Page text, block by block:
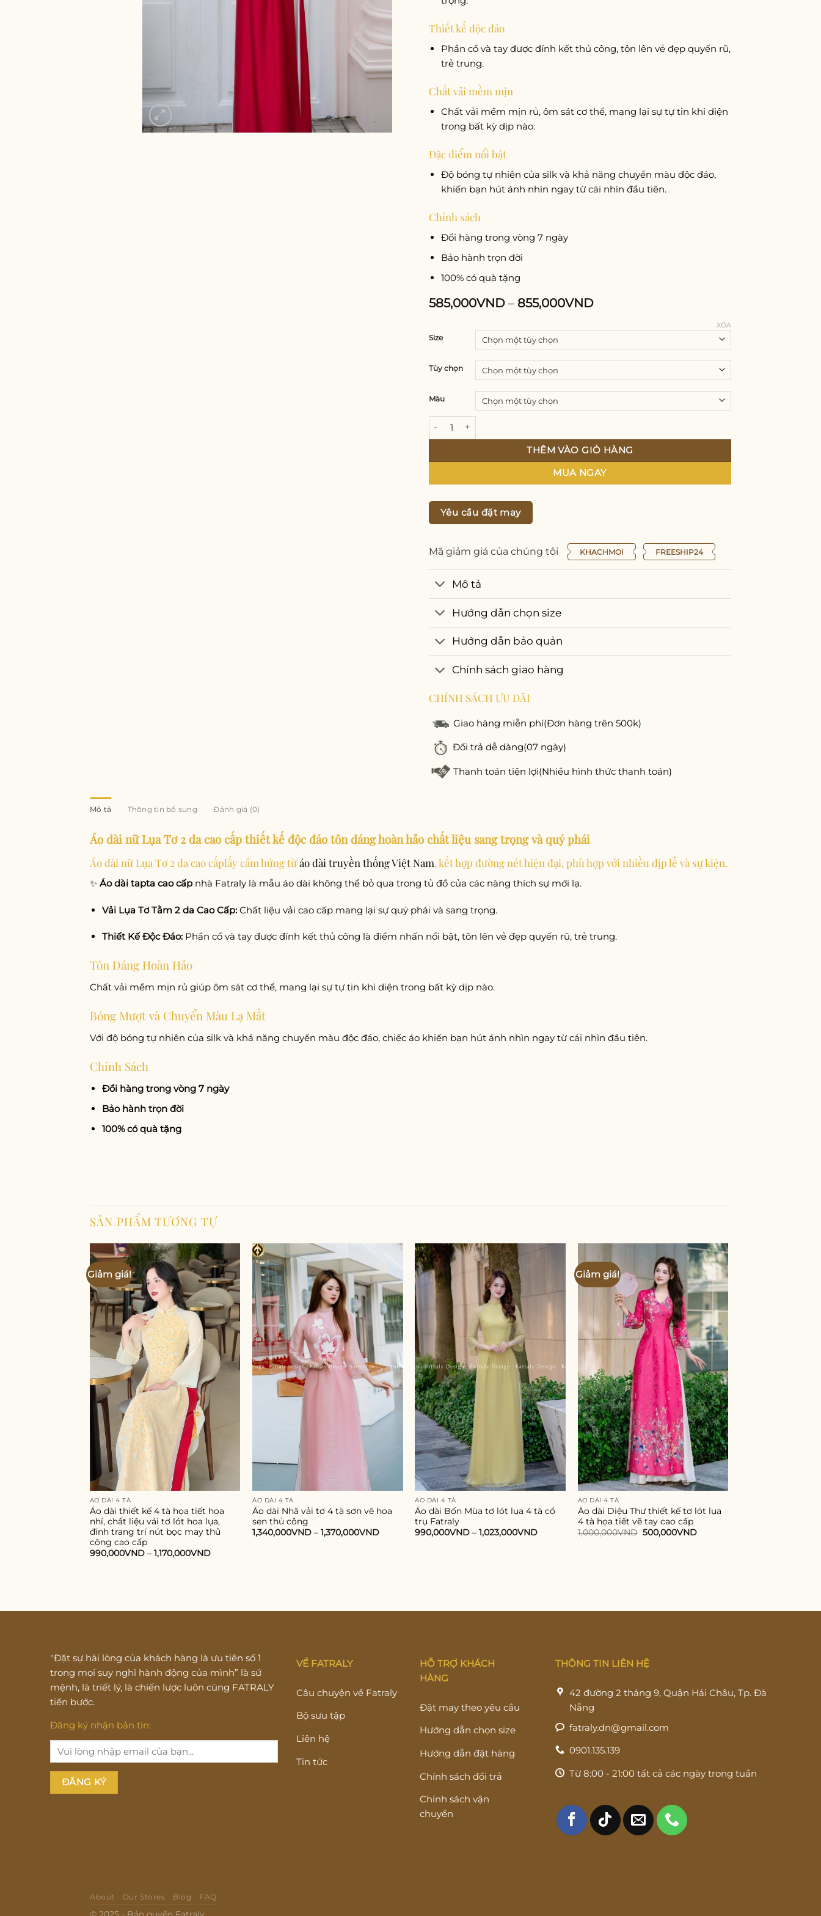
Thiết kế độc đáo
Phần cổ và tay được đính kết thủ công, tôn lên vẻ đẹp quyến rũ,
trẻ trung.
Chất vải mềm mịn
Chất vải mềm mịn rủ, ôm sát cơ thể, mang lại sự tự tin khi diện
trong bất kỳ dịp nào.
Đặc điểm nổi bật
Độ bóng tự nhiên của silk và khả năng chuyển màu độc đáo,
khiến bạn hút ánh nhìn ngay từ cái nhìn đầu tiên.
Chính sách
Đổi hàng trong vòng 7 ngày
Bảo hành trọn đời
100% có quà tặng
585,000VND – 855,000VND
Size
Tùy chọn
Màu
XÓA
THÊM VÀO GIỎ HÀNG
MUA NGAY
Yêu cầu đặt may
Mã giảm giá của chúng tôi KHACHMOI FREESHIP24
Mô tả
Hướng dẫn chọn size
Hướng dẫn bảo quản
Chính sách giao hàng
CHÍNH SÁCH ƯU ĐÃI
Giao hàng miễn phí(Đơn hàng trên 500k)
Đổi trả dễ dàng(07 ngày)
Thanh toán tiện lợi(Nhiều hình thức thanh toán)
Mô tả Thông tin bổ sung Đánh giá (0)
Áo dài nữ Lụa Tơ 2 da cao cấp thiết kế độc đáo tôn dáng hoàn hảo chất liệu sang trọng và quý phái
Áo dài nữ Lụa Tơ 2 da cao cấplấy cảm hứng từáo dài truyền thống Việt Nam, kết hợp đường nét hiện đại, phù hợp với nhiều dịp lễ và sự kiện.
✨ Áo dài tapta cao cấp nhà Fatraly là mẫu áo dài không thể bỏ qua trong tủ đồ của các nàng thích sự mới lạ.
Vải Lụa Tơ Tằm 2 da Cao Cấp:Chất liệu vải cao cấp mang lại sự quý phái và sang trọng.
Thiết Kế Độc Đáo:Phần cổ và tay được đính kết thủ công là điểm nhấn nổi bật, tôn lên vẻ đẹp quyến rũ, trẻ trung.
Tôn Dáng Hoàn Hảo
Chất vải mềm mịn rủ giúp ôm sát cơ thể, mang lại sự tự tin khi diện trong bất kỳ dịp nào.
Bóng Mượt và Chuyển Màu Lạ Mắt
Với độ bóng tự nhiên của silk và khả năng chuyển màu độc đáo, chiếc áo khiến bạn hút ánh nhìn ngay từ cái nhìn đầu tiên.
Chính Sách
Đổi hàng trong vòng 7 ngày
Bảo hành trọn đời
100% có quà tặng
SẢN PHẨM TƯƠNG TỰ
Giảm giá!
Add to
wishlist
ÁO DÀI 4 TÀ
Áo dài thiết kế 4 tà họa tiết hoa
nhí, chất liệu vải tơ lót hoa lụa,
đính trang trí nút bọc may thủ
công cao cấp
990,000VND– 1,170,000VND
Add to
wishlist
ÁO DÀI 4 TÀ
Áo dài Nhã vải tơ 4 tà sơn vẽ hoa
sen thủ công
1,340,000VND –1,370,000VND
ÁO DÀI 4 TÀ
Áo dài Bốn Mùa tơ lót lụa 4 tà cổ
trụ Fatraly
990,000VND –1,023,000VND
Giảm giá!
Add to
wishlist
ÁO DÀI 4 TÀ
Áo dài Diệu Thư thiết kế tơ lót lụa
4 tà họa tiết vẽ tay cao cấp
1,000,000VND Giá
500,000VNDGiá
"Đặt sự hài lòng của khách hàng là ưu tiên số 1
trong mọi suy nghĩ hành động của mình” là sứ
mệnh, là triết lý, là chiến lược luôn cùng FATRALY
tiến bước.
Đăng ký nhận bản tin:
VỀ FATRALY
Câu chuyện về Fatraly
Bộ sưu tập
Liên hệ
Tin tức
HỖ TRỢ KHÁCH
HÀNG
Đặt may theo yêu cầu
Hướng dẫn chọn size
Hướng dẫn đặt hàng
Chính sách đổi trả
Chính sách vận
chuyển
THÔNG TIN LIÊN HỆ
42 đường 2 tháng 9, Quận Hải Châu, Tp. Đà
Nẵng
fatraly.dn@gmail.com
0901.135.139
Từ 8:00 - 21:00 tất cả các ngày trong tuần
About Our Stores Blog FAQ